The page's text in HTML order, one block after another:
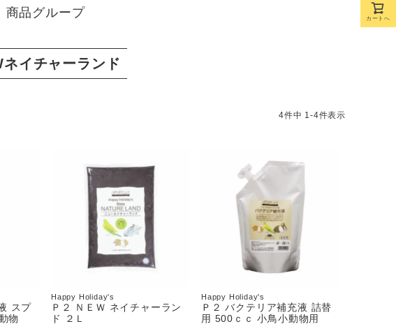
商品グループ
ネイチャーランド
4件中 1 -4件表示
スプ
物
Happy Holiday's
Ｐ２ ＮＥＷ ネイチャーラン
ド ２Ｌ
Happy Holiday's
Ｐ２ バクテリア補充液 詰替
用 500ｃｃ 小鳥小動物用
カートへ